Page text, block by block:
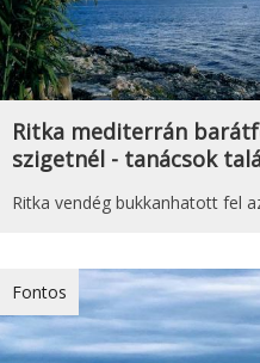
Ritka mediterrán
szigetnél - tanácsok
Ritka vendég bukkanhatott fel
Fontos